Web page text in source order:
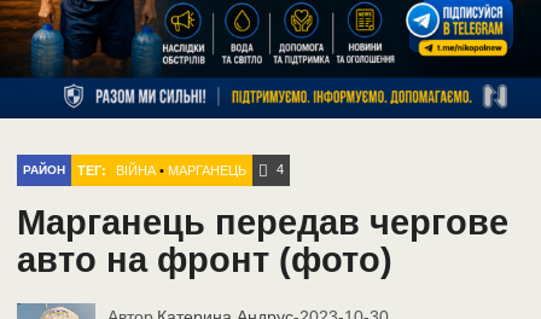
РАЙОН ТЕГ: ВІЙНА •МАРГАНЕЦЬ 4
Марганець передав чергове
авто на фронт (фото)